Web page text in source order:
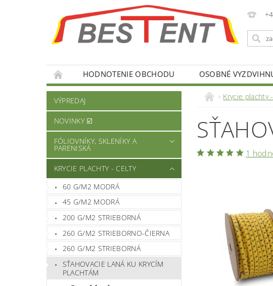
HODNOTENIE OBCHODU OSOBNÉ
VÝPREDAJ
NOVINKY ☑️
FÓLIOVNÍKY, SKLENÍKY A
PARENISKÁ
KRYCIE PLACHTY - CELTY
60 G/M2 MODRÁ
45 G/M2 MODRÁ
200 G/M2 STRIEBORNÁ
260 G/M2 STRIEBORNO-ČIERNA
260 G/M2 STRIEBORNÁ
SŤAHOVACIE LANÁ KU KRYCÍM
PLACHTÁM
Krycie plachty
1